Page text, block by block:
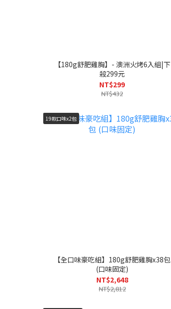
【180g舒肥雞胸】- 澳洲火烤6入組|下
殺299元
NT$299
NT$432
19款口味x2包
【全口味豪吃組】180g舒肥雞胸x38包
(口味固定)
NT$2,648
NT$2,812